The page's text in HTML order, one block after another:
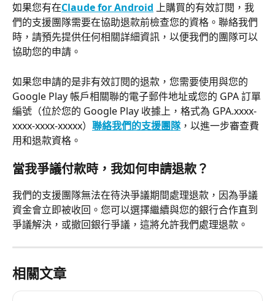
如果您有在Claude for Android 上購買的有效訂閱，我
們的支援團隊需要在協助退款前檢查您的資格。聯絡我們
時，請預先提供任何相關詳細資訊，以便我們的團隊可以
協助您的申請。
如果您申請的是非有效訂閱的退款，您需要使用與您的
Google Play 帳戶相關聯的電子郵件地址或您的 GPA 訂單
編號（位於您的 Google Play 收據上，格式為 GPA.xxxx-
xxxx-xxxx-xxxxx） 聯絡我們的支援團隊，以進一步審查費
用和退款資格。
當我爭議付款時，我如何申請退款？
我們的支援團隊無法在待決爭議期間處理退款，因為爭議
資金會立即被收回。您可以選擇繼續與您的銀行合作直到
爭議解決，或撤回銀行爭議，這將允許我們處理退款。
相關文章